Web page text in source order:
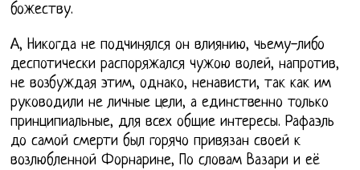
божеству.
А, Никогда не подчинялся он влиянию, чьему-либо
деспотически распоряжался чужою волей, напротив,
не возбуждая этим, однако, ненависти, так как им
руководили не личные цели, а единственно только
принципиальные, для всех общие интересы. Рафаэль
до самой смерти был горячо привязан своей к
возлюбленной Форнарине, По словам Вазари и её